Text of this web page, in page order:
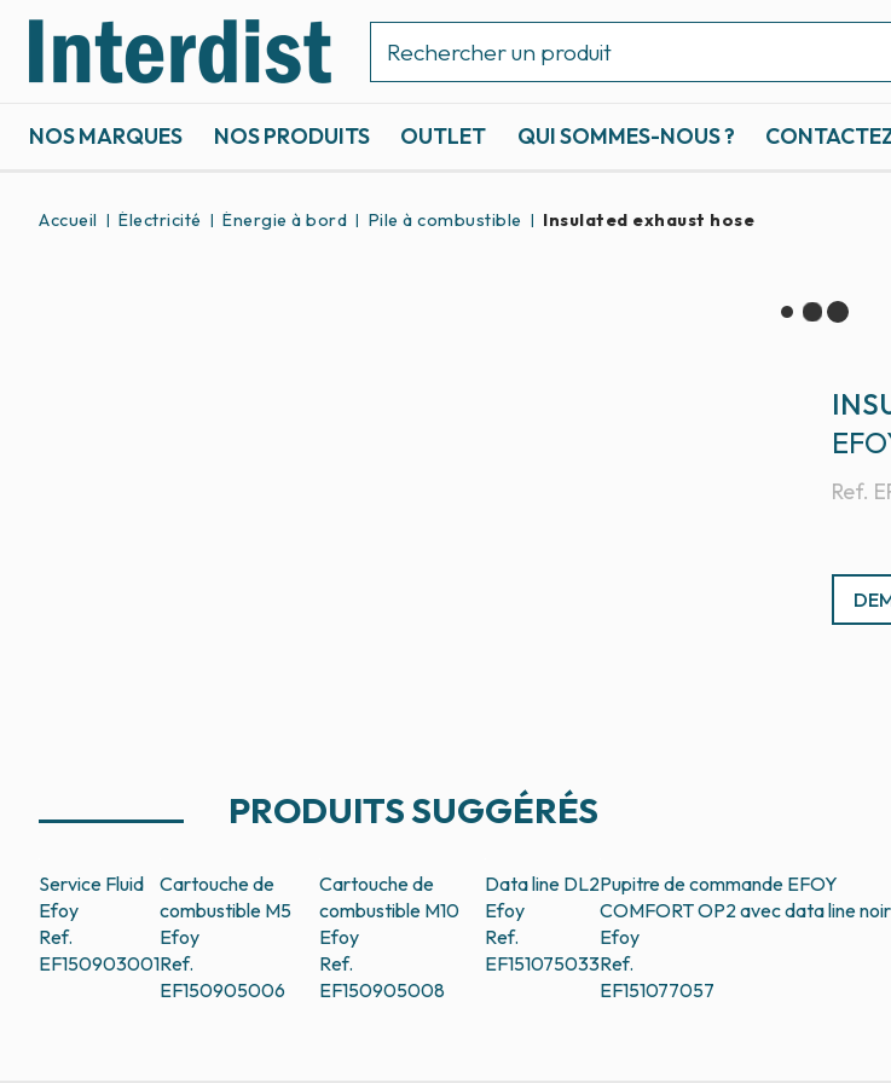
NOS MARQUES NOS PRODUITS OUTLET QUI SOMMES-NOUS ?
Accueil Électricité Énergie à bord Pile à combustible Insulated exhaust hose
Ref.
PRODUITS SUGGÉRÉS
Service Fluid
Efoy
Ref.
EF150903001
Cartouche de
combustible M5
Efoy
Ref.
EF150905006
Cartouche de
combustible M10
Efoy
Ref.
EF150905008
Data line DL2
Efoy
Ref.
EF151075033
Pupitre de commande EFOY
COMFORT OP2 avec data line noir
Efoy
Ref.
EF151077057